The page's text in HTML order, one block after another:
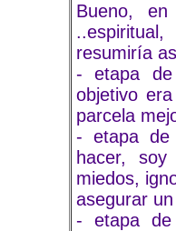
Bueno,
resumiría
- etapa de
objetivo
parcela
- etapa de
hacer,
miedos,
asegurar
- etapa de